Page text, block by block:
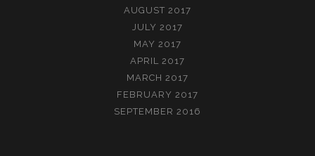
AUGUST 2017
JULY 2017
MAY 2017
APRIL 2017
MARCH 2017
FEBRUARY 2017
SEPTEMBER 2016